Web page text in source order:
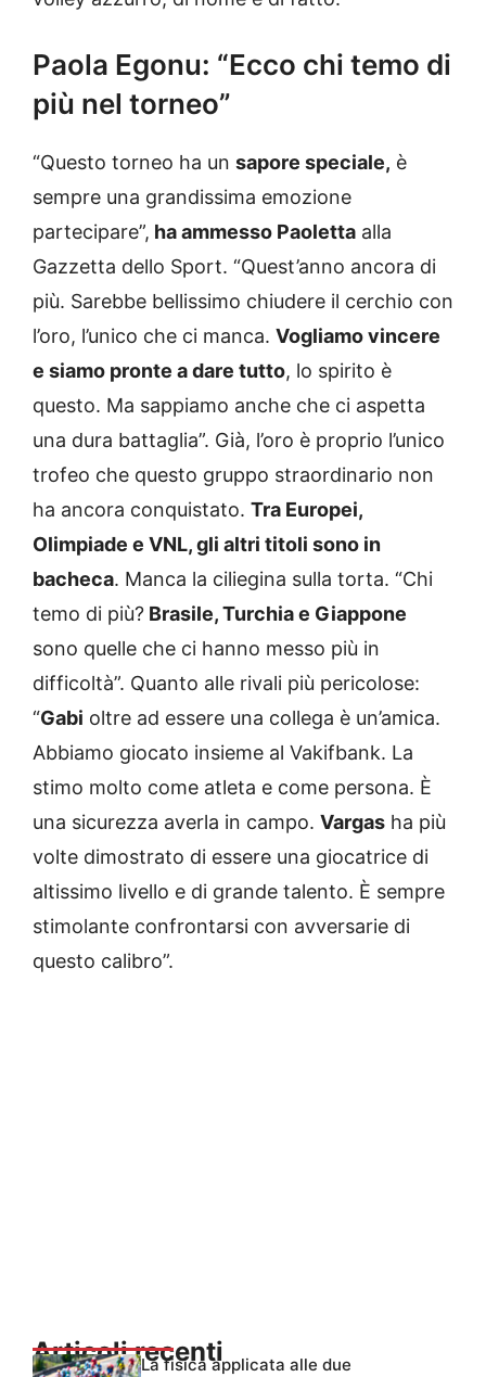
Paola Egonu: “Ecco chi temo di
più nel torneo”
“Questo torneo ha un sapore speciale, è
sempre una grandissima emozione
partecipare”, ha ammesso Paoletta alla
Gazzetta dello Sport. “Quest’anno ancora di
più. Sarebbe bellissimo chiudere il cerchio con
l’oro, l’unico che ci manca. Vogliamo vincere
e siamo pronte a dare tutto, lo spirito è
questo. Ma sappiamo anche che ci aspetta
una dura battaglia”. Già, l’oro è proprio l’unico
trofeo che questo gruppo straordinario non
ha ancora conquistato. Tra Europei,
Olimpiade e VNL, gli altri titoli sono in
bacheca. Manca la ciliegina sulla torta. “Chi
temo di più? Brasile, Turchia e Giappone
sono quelle che ci hanno messo più in
difficoltà”. Quanto alle rivali più pericolose:
“Gabi oltre ad essere una collega è un’amica.
Abbiamo giocato insieme al Vakifbank. La
stimo molto come atleta e come persona. È
una sicurezza averla in campo. Vargas ha più
volte dimostrato di essere una giocatrice di
altissimo livello e di grande talento. È sempre
stimolante confrontarsi con avversarie di
questo calibro”.
Articoli recentiLa fisica applicata alle due